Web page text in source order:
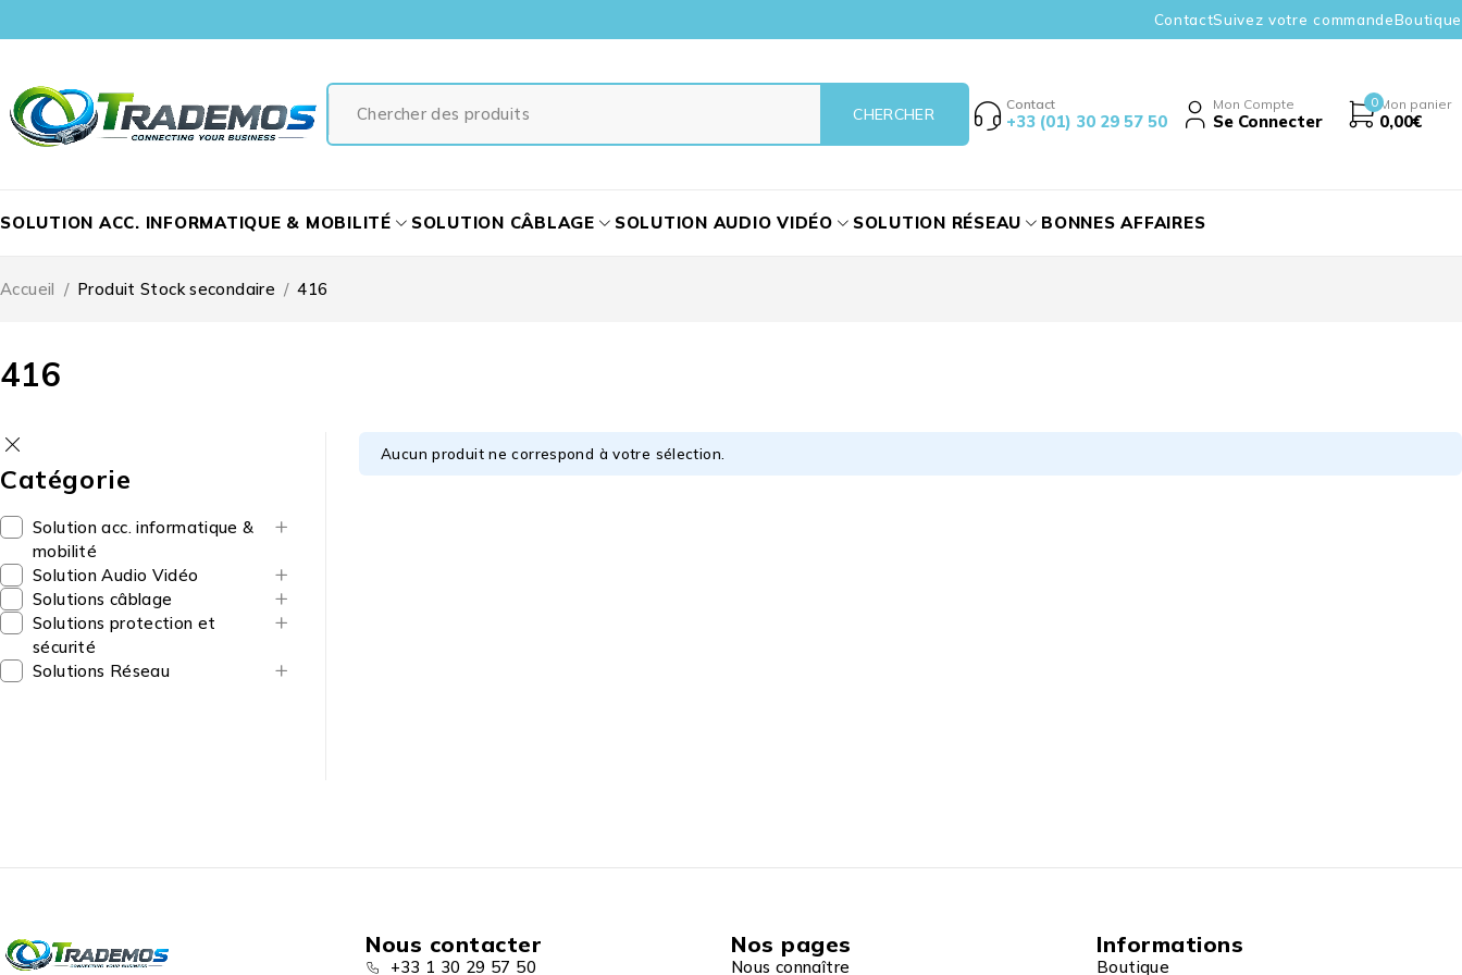
ContactSuivez votre commandeBoutique
Contact
+33 (01) 30 29 57 50
Mon Compte
Se Connecter
0 Mon panier
0,00€
SOLUTION ACC. INFORMATIQUE & MOBILITÉ SOLUTION CÂBLAGE SOLUTION AUDIO VIDÉO SOLUTION RÉSEAU BONNES AFFAIRES
416
Accueil / Produit Stock secondaire / 416
Catégorie
Solution acc. informatique &
mobilité
Solution Audio Vidéo
Solutions câblage
Solutions protection et
sécurité
Solutions Réseau
Aucun produit ne correspond à votre sélection.
Nous contacter
+33 1 30 29 57 50
Nos pages
Nous connaître
Informations
Boutique